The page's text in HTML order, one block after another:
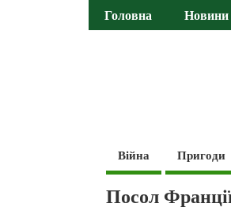
Головна Новини
Війна Пригоди
Посол